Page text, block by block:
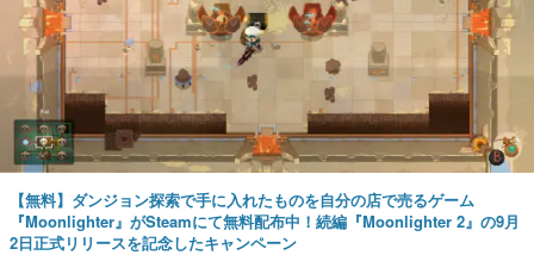
【無料】ダンジョン探索で手に入れたものを自分の店で売るゲーム
『Moonlighter』がSteamにて無料配布中！続編『Moonlighter 2』の9月
2日正式リリースを記念したキャンペーン